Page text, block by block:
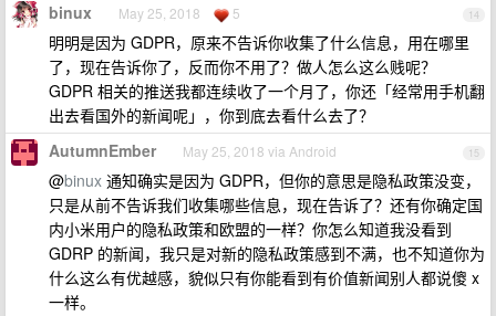
14
binux May 25, 2018 5
明明是因为 GDPR，原来不告诉你收集了什么信息，用在哪里
了，现在告诉你了，反而你不用了？做人怎么这么贱呢？
GDPR 相关的推送我都连续收了一个月了，你还「经常用手机翻
出去看国外的新闻呢」，你到底去看什么去了？
15
AutumnEmber May 25, 2018 via Android
@binux 通知确实是因为 GDPR，但你的意思是隐私政策没变，
只是从前不告诉我们收集哪些信息，现在告诉了？还有你确定国
内小米用户的隐私政策和欧盟的一样？你怎么知道我没看到
GDRP 的新闻，我只是对新的隐私政策感到不满，也不知道你为
什么这么有优越感，貌似只有你能看到有价值新闻别人都说傻 x
一样。